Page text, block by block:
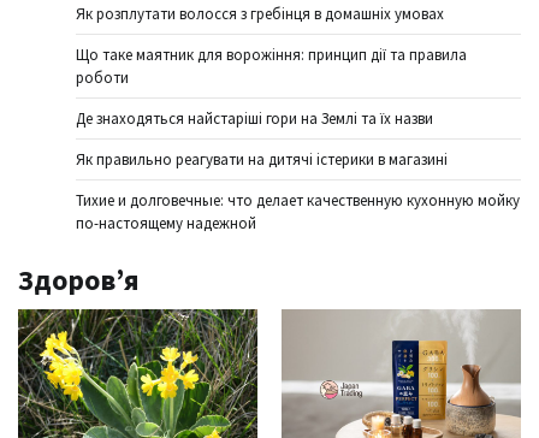
Як розплутати волосся з гребінця в домашніх умовах
Що таке маятник для ворожіння: принцип дії та правила
роботи
Де знаходяться найстаріші гори на Землі та їх назви
Як правильно реагувати на дитячі істерики в магазині
Тихие и долговечные: что делает качественную кухонную мойку
по-настоящему надежной
Здоров’я